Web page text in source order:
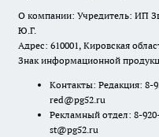
О компании: Учредитель: ИП
Ю.Г.
Адрес: 610001, Кировская
Знак информационной
Контакты: Редакция: 8-
red@pg52.ru
Рекламный отдел: 8-
st@pg52.ru